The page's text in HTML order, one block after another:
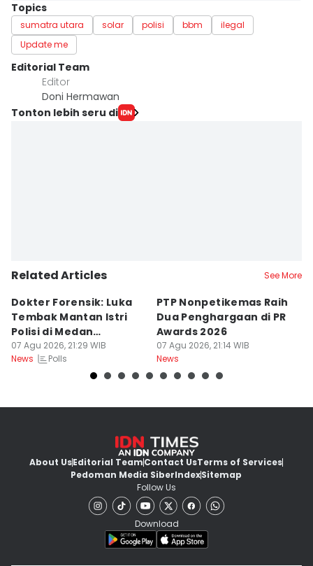
Topics
sumatra utara solar polisi bbm
ilegal
Update me
Editorial Team
Editor
Doni Hermawan
Tonton lebih seru di
Related Articles See More
Dokter Forensik: Luka
Tembak Mantan Istri
Polisi di Medan
Berkarakter Tempel
07 Agu 2026, 21:29 WIB
News
Polls
PTP Nonpetikemas Raih
Dua Penghargaan di PR
Awards 2026
07 Agu 2026, 21:14 WIB
News
About UsEditorial TeamContact UsTerms of Services
Pedoman Media SiberIndexSitemap
Follow Us
Download